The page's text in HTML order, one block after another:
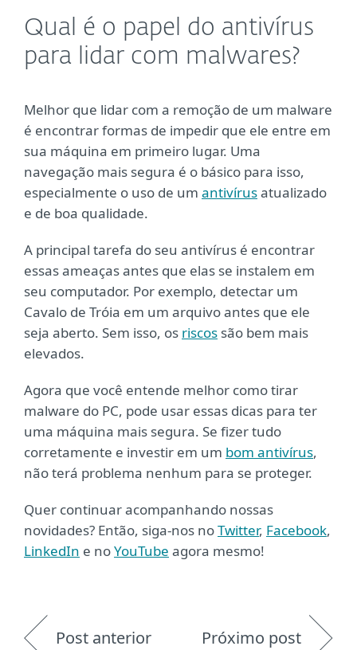
Qual é o papel do antivírus
para lidar com malwares?
Melhor que lidar com a remoção de um malware
é encontrar formas de impedir que ele entre em
sua máquina em primeiro lugar. Uma
navegação mais segura é o básico para isso,
especialmente o uso de um antivírusatualizado
e de boa qualidade.
A principal tarefa do seu antivírus é encontrar
essas ameaças antes que elas se instalem em
seu computador. Por exemplo, detectar um
Cavalo de Tróia em um arquivo antes que ele
seja aberto. Sem isso, os riscos são bem mais
elevados.
Agora que você entende melhor como tirar
malware do PC, pode usar essas dicas para ter
uma máquina mais segura. Se fizer tudo
corretamente e investir em um bom antivírus,
não terá problema nenhum para se proteger.
Quer continuar acompanhando nossas
novidades? Então, siga-nos noTwitter, Facebook,
LinkedIn e noYouTube agora mesmo!
Post anterior Próximo post